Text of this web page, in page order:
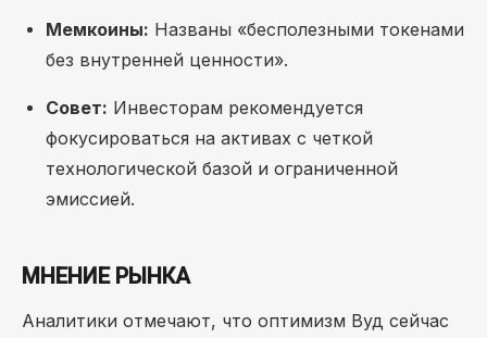
Мемкоины: Названы «бесполезными токенами
без внутренней ценности».
Совет: Инвесторам рекомендуется
фокусироваться на активах с четкой
технологической базой и ограниченной
эмиссией.
МНЕНИЕ РЫНКА
Аналитики отмечают, что оптимизм Вуд сейчас